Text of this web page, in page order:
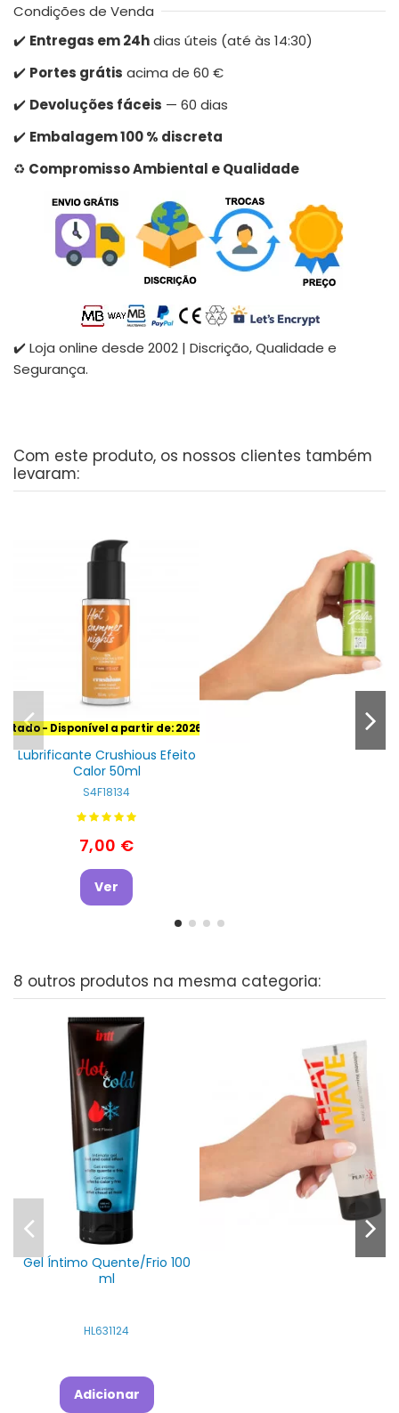
Condições de Venda
✔️ Entregas em 24hdias úteis (até às 14:30)
✔️ Portes grátis acima de 60 €
✔️ Devoluções fáceis — 60 dias
✔️ Embalagem 100 % discreta
♻️ Compromisso Ambiental e Qualidade
✔️ Loja online desde 2002 | Discrição, Qualidade e
Segurança.
Com este produto, os nossos clientes também
levaram:
- Disponível a partir de: 2026-07-22
Lubrificante Crushious Efeito
Calor 50ml
S4F18134
7,00 €
Ver
8 outros produtos na mesma categoria:
Gel Íntimo Quente/Frio 100
ml
HL631124
Adicionar